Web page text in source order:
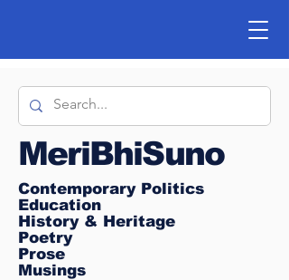
MeriBhiSuno
Contemporary Politics
Education
History & Heritage
Poetry
Prose
Musings